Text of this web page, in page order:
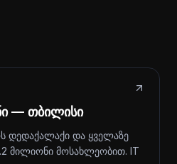
— თბილისი
დედაქალაქი და ყველაზე
მილიონი მოსახლეობით. IT